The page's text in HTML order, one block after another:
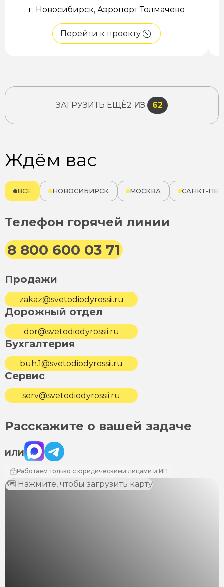
г. Новосибирск, Аэропорт Толмачево
Перейти к проекту
ЗАГРУЗИТЬ ЕЩЁ2 ИЗ 62
Ждём вас
ВСЕ НОВОСИБИРСК МОСКВА САНКТ-
Телефон горячей линии
8 800 600 03 71
Продажи
zakaz@svetodiodyrossii.ru
Дорожный отдел
dor@svetodiodyrossii.ru
Бухгалтерия
buh.1@svetodiodyrossii.ru
Сервис
serv@svetodiodyrossii.ru
Расскажите о вашей задаче
ИЛИ
Max Telegram
Работаем только с юридическими лицами и ИП
🗺 Нажмите, чтобы загрузить карту